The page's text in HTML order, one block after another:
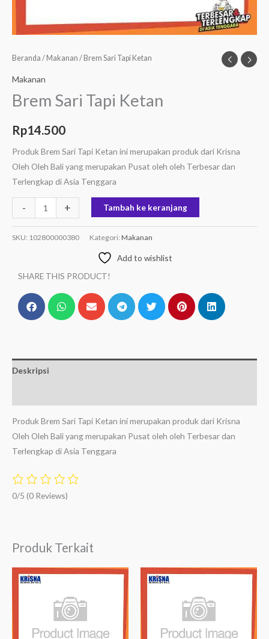
Beranda / Makanan / Brem Sari Tapi Ketan
Makanan
Brem Sari Tapi Ketan
Rp14.500
Produk Brem Sari Tapi Ketan ini merupakan produk dari Krisna
Oleh Oleh Bali yang merupakan Pusat oleh oleh Terbesar dan
Terlengkap di Asia Tenggara
- + Tambah ke keranjang
SKU: 102800000380 Kategori: Makanan
Add to wishlist
SHARE THIS PRODUCT!
Deskripsi
Produk Brem Sari Tapi Ketan ini merupakan produk dari Krisna
Oleh Oleh Bali yang merupakan Pusat oleh oleh Terbesar dan
Terlengkap di Asia Tenggara
0/5 (0 Reviews)
Produk Terkait